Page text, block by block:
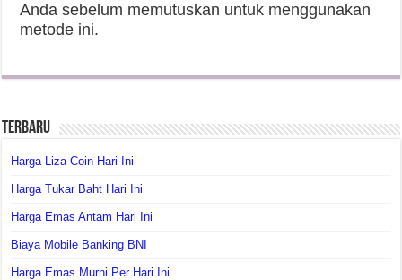
Anda sebelum memutuskan untuk menggunakan
metode ini.
Terbaru
Harga Liza Coin Hari Ini
Harga Tukar Baht Hari Ini
Harga Emas Antam Hari Ini
Biaya Mobile Banking BNI
Harga Emas Murni Per Hari Ini